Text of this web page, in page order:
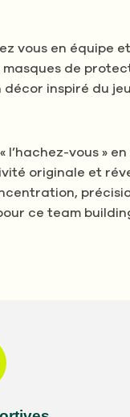
vous en équipe
masques de
inspiré du
« l’hachez-vous »
originale et
ce team